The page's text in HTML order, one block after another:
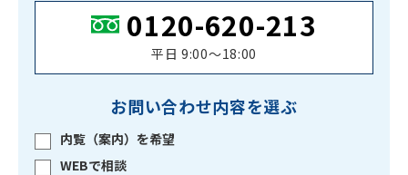
0120-620-213
平日 9:00〜18:00
お問い合わせ内容を選ぶ
内覧（案内）を希望
WEBで相談